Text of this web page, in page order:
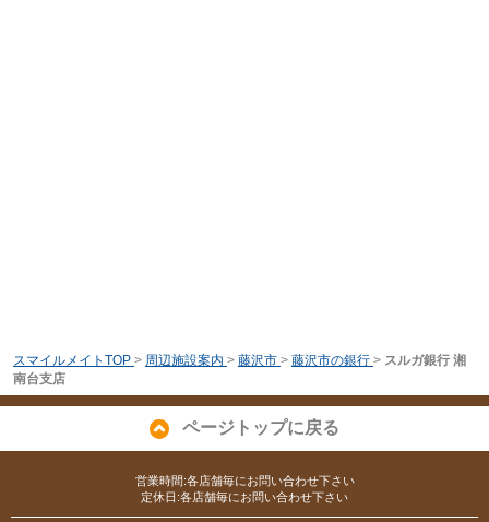
スマイルメイトTOP > 周辺施設案内 > 藤沢市 > 藤沢市の銀行 > スルガ銀行 湘
南台支店
ページトップに戻る
営業時間:各店舗毎にお問い合わせ下さい
定休日:各店舗毎にお問い合わせ下さい